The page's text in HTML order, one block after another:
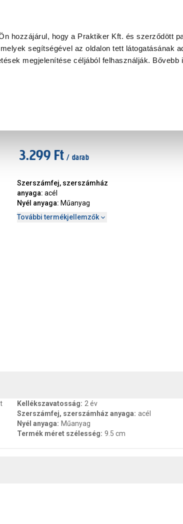
hozzájárul, hogy a Praktiker Kft. és szerződött
segítségével az oldalon tett látogatásának
megjelenítése céljából felhasználják. Bővebb
Szakiajánló Ügyintézés és Információ
3.299 Ft / darab
Szerszámfej, szerszámház
anyaga: acél
Nyél anyaga: Műanyag
További termékjellemzők
Kellékszavatosság: 2 év
Szerszámfej, szerszámház anyaga: acél
Nyél anyaga: Műanyag
Termék méret szélesség: 9.5 cm